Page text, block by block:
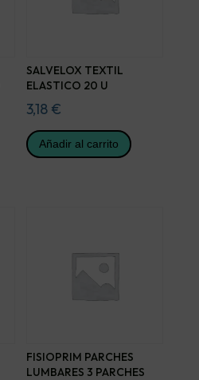
SALVELOX TEXTIL
ELASTICO 20 U
3,18 €
Añadir al carrito
FISIOPRIM PARCHES
LUMBARES 3 PARCHES